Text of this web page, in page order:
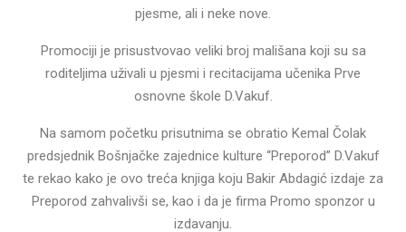
pjesme, ali i neke nove.
Promociji je prisustvovao veliki broj mališana koji su sa
roditeljima uživali u pjesmi i recitacijama učenika Prve
osnovne škole D.Vakuf.
Na samom početku prisutnima se obratio Kemal Čolak
predsjednik Bošnjačke zajednice kulture “Preporod” D.Vakuf
te rekao kako je ovo treća knjiga koju Bakir Abdagić izdaje za
Preporod zahvalivši se, kao i da je firma Promo sponzor u
izdavanju.